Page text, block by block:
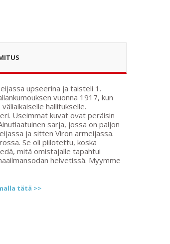
upseerina ja taisteli 1.
vuonna 1917, kun
hallitukselle.
Useimmat kuvat ovat peräisin
sarja, jossa on paljon
ja sitten Viron armeijassa.
Se oli piilotettu, koska
mitä omistajalle tapahtui
helvetissä. Myymme
tätä >>